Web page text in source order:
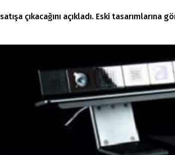
çıkacağını açıkladı. Eski tasarımlarına